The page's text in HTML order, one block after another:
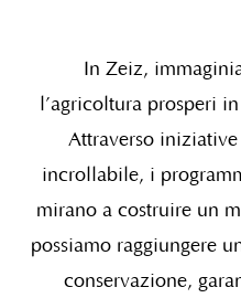
In Zeiz,
l’agricoltura prosperi
Attraverso
incrollabile, i
mirano a costruire un
possiamo raggiungere
conservazione,